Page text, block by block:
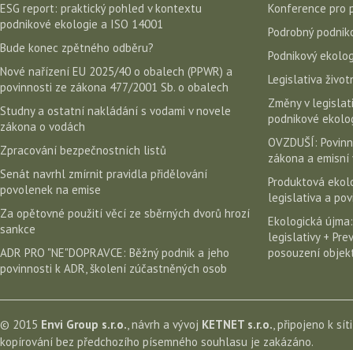
ESG report: praktický pohled v kontextu
podnikové ekologie a ISO 14001
Bude konec zpětného odběru?
Nové nařízení EU 2025/40 o obalech (PPWR) a
povinnosti ze zákona 477/2001 Sb. o obalech
Studny a ostatní nakládání s vodami v novele
zákona o vodách
Zpracování bezpečnostních listů
Senát navrhl zmírnit pravidla přidělování
povolenek na emise
Za opětovné použití věcí ze sběrných dvorů hrozí
sankce
ADR PRO "NE"DOPRAVCE: Běžný podnik a jeho
povinnosti k ADR, školení zúčastněných osob
Konference pro
Podrobný
Podnikový
Legislativa
Změny v
podnikové
OVZDUŠÍ:
zákona a emisní
Produktová
legislativa a
Ekologická
legislativy +
posouzení
© 2015 Envi Group s.r.o., návrh a vývoj KETNET s.r.o., připojeno k
kopírování bez předchozího písemného souhlasu je zakázáno.